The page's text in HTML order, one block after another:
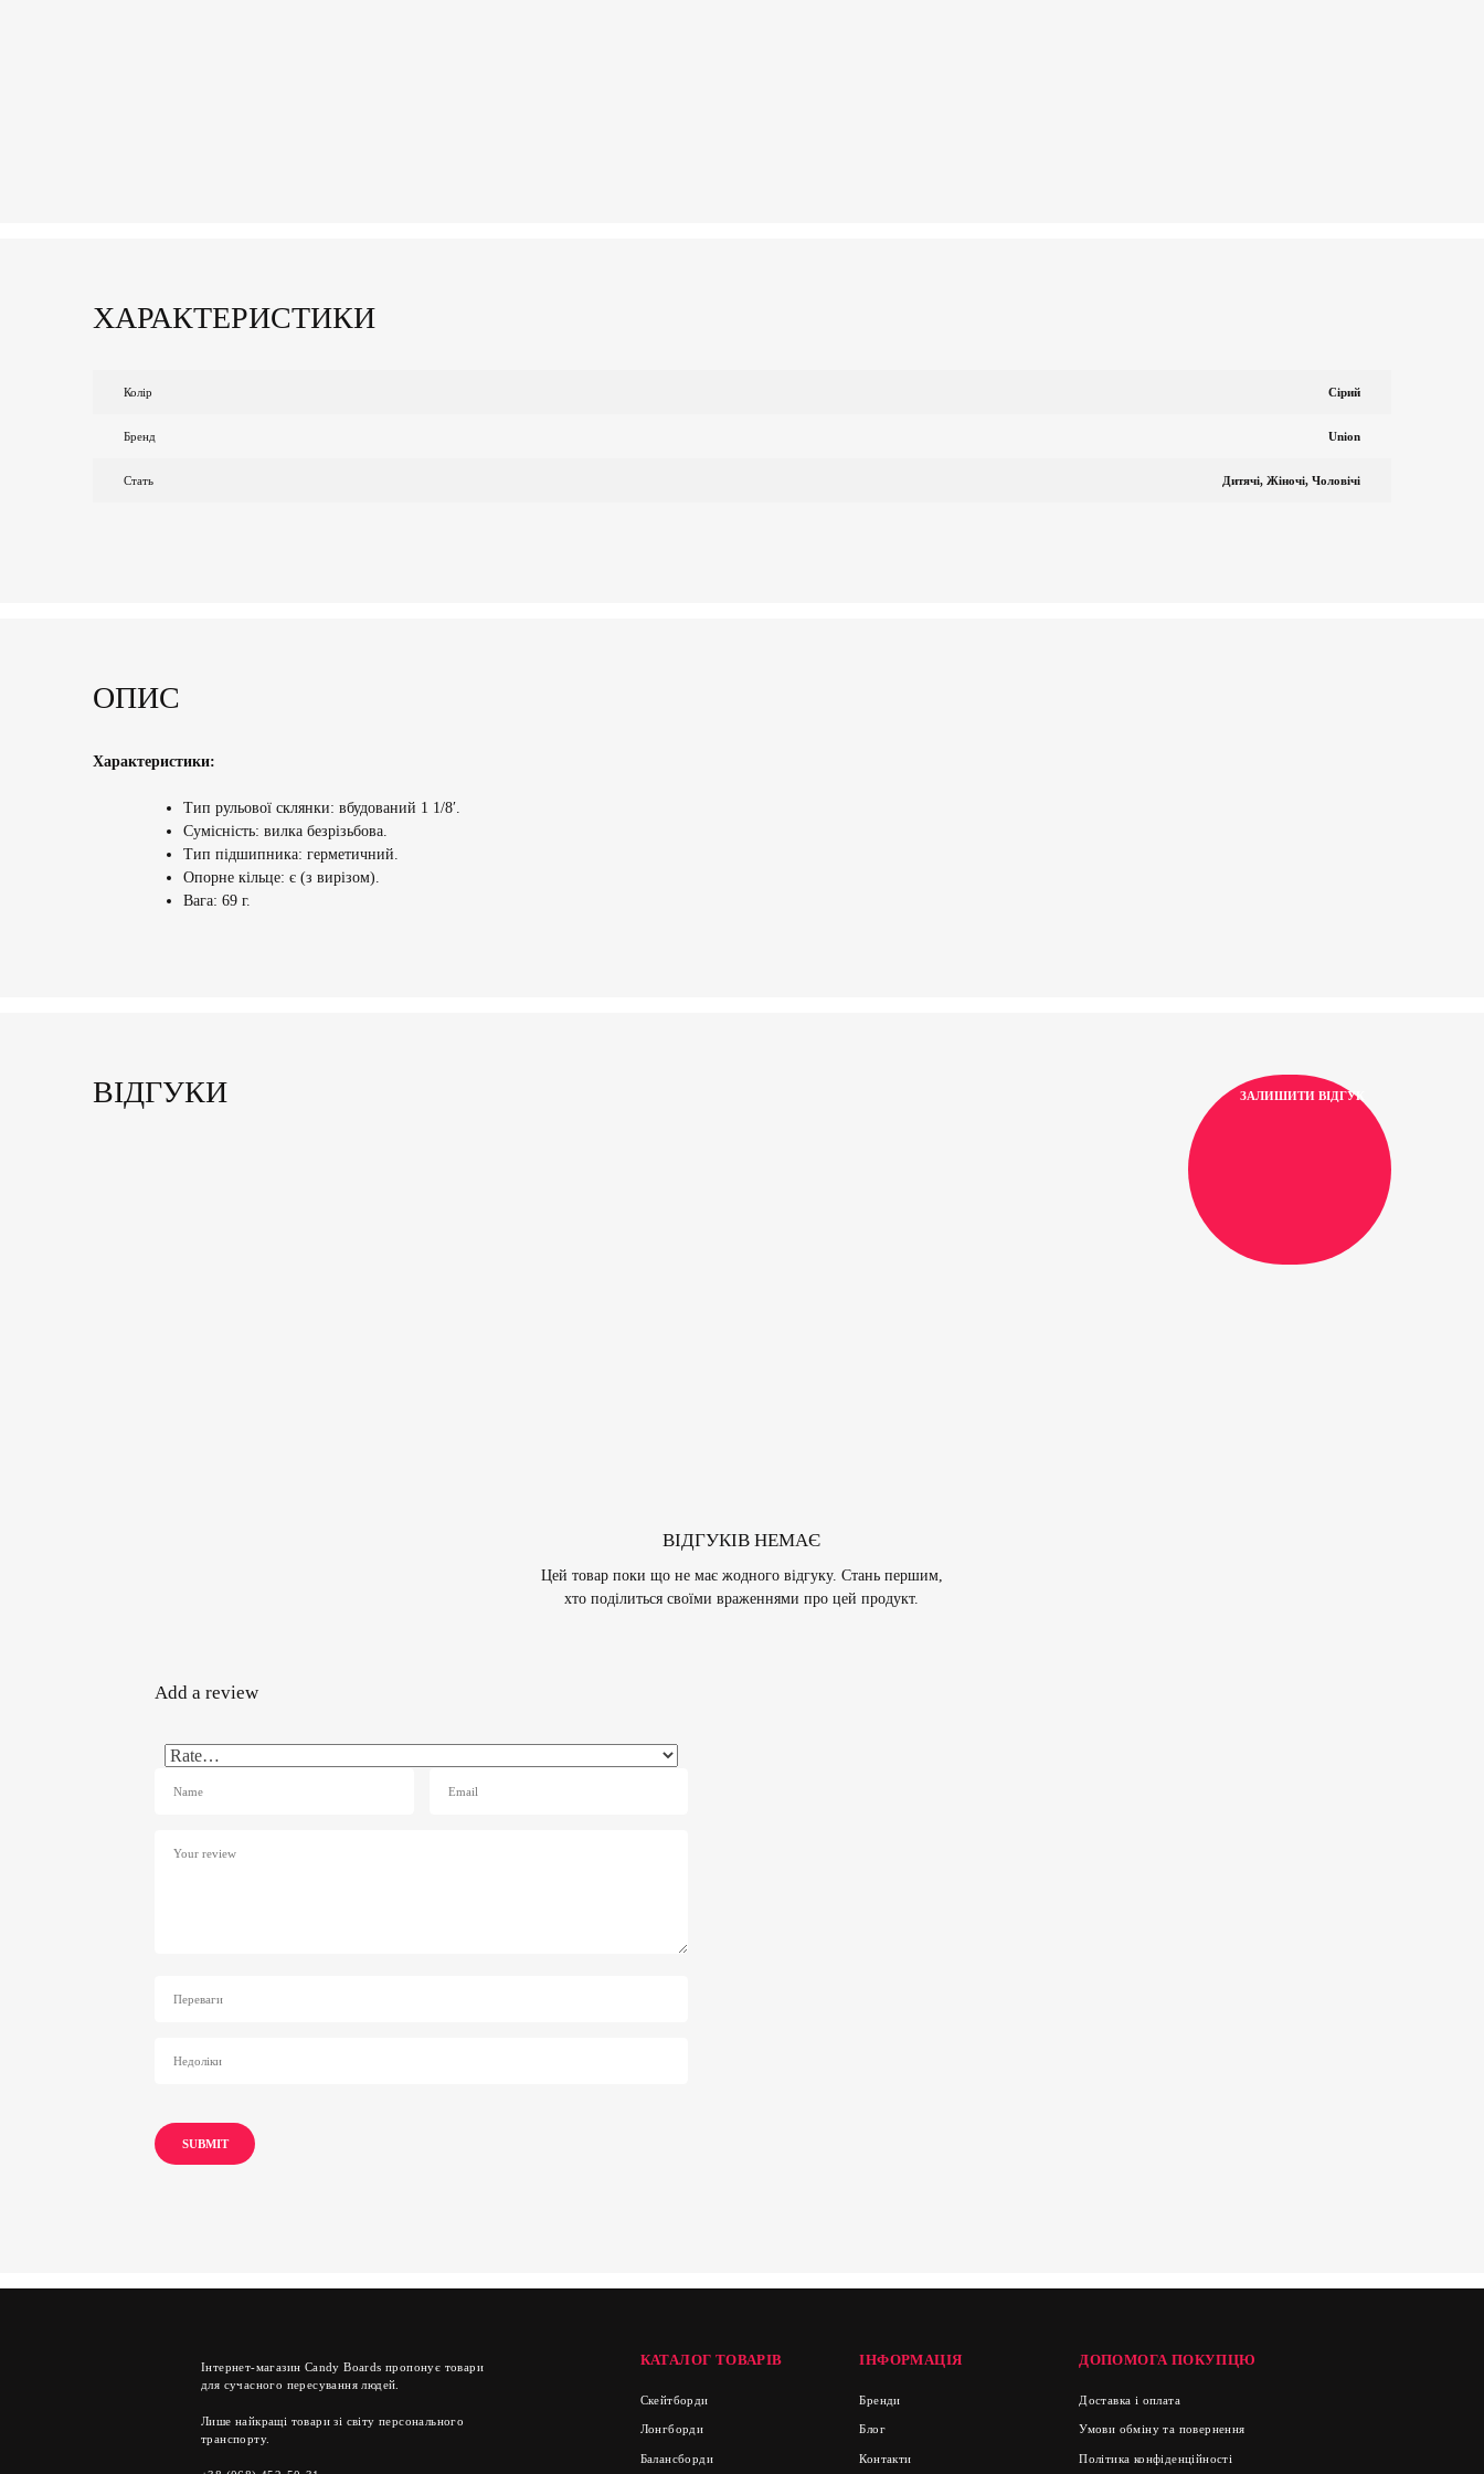
ХАРАКТЕРИСТИКИ
Колір Сірий
Бренд Union
Стать Дитячі, Жіночі, Чоловічі
ОПИС
Характеристики:
Тип рульової склянки: вбудований 1 1/8′.
Сумісність: вилка безрізьбова.
Тип підшипника: герметичний.
Опорне кільце: є (з вирізом).
Вага: 69 г.
ВІДГУКИ ЗАЛИШИТИ ВІДГУК
ВІДГУКІВ НЕМАЄ
Цей товар поки що не має жодного відгуку. Стань першим,
хто поділиться своїми враженнями про цей продукт.
Add a review
Інтернет-магазин Candy Boards пропонує товари
для сучасного пересування людей.
Лише найкращі товари зі світу персонального
транспорту.
КАТАЛОГ ТОВАРІВ
Скейтборди
Лонгборди
Балансборди
ІНФОРМАЦІЯ
Бренди
Блог
Контакти
ДОПОМОГА ПОКУПЦЮ
Доставка і оплата
Умови обміну та повернення
Політика конфіденційності